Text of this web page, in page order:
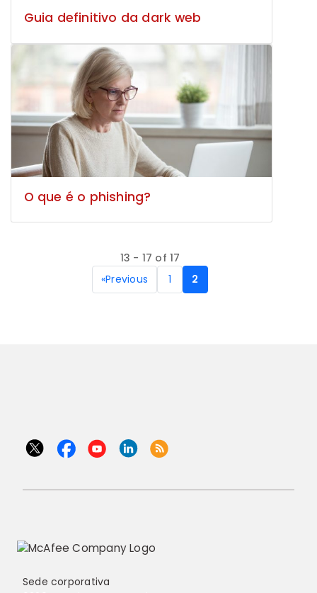
Guia definitivo da dark web
O que é o phishing?
13 - 17 of 17
«Previous 1 2
Sede corporativa